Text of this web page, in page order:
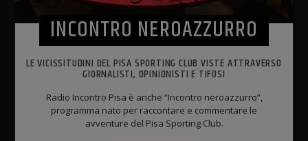
INCONTRO NEROAZZURRO
LE VICISSITUDINI DEL PISA SPORTING CLUB VISTE ATTRAVERSO
GIORNALISTI, OPINIONISTI E TIFOSI
Radio Incontro Pisa è anche “Incontro neroazzurro”,
programma nato per raccontare e commentare le
avventure del Pisa Sporting Club.